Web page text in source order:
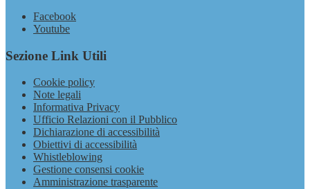
Facebook
Youtube
Sezione Link Utili
Cookie policy
Note legali
Informativa Privacy
Ufficio Relazioni con il Pubblico
Dichiarazione di accessibilità
Obiettivi di accessibilità
Whistleblowing
Gestione consensi cookie
Amministrazione trasparente